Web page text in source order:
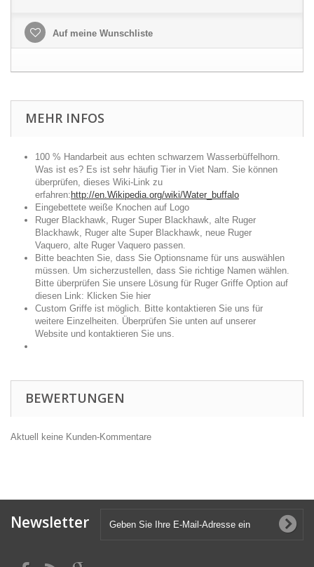
Auf meine Wunschliste
MEHR INFOS
100 % Handarbeit aus echten schwarzem Wasserbüffelhorn.
Was ist es? Es ist sehr häufig Tier in Viet Nam. Sie können
überprüfen, dieses Wiki-Link zu
erfahren: http://en.Wikipedia.org/wiki/Water_buffalo
Eingebettete weiße Knochen auf Logo
Ruger Blackhawk, Ruger Super Blackhawk, alte Ruger
Blackhawk, Ruger alte Super Blackhawk, neue Ruger
Vaquero, alte Ruger Vaquero passen.
Bitte beachten Sie, dass Sie Optionsname für uns auswählen
müssen. Um sicherzustellen, dass Sie richtige Namen wählen.
Bitte überprüfen Sie unsere Lösung für Ruger Griffe Option auf
diesen Link: Klicken Sie hier
Custom Griffe ist möglich. Bitte kontaktieren Sie uns für
weitere Einzelheiten. Überprüfen Sie unten auf unserer
Website und kontaktieren Sie uns.
BEWERTUNGEN
Aktuell keine Kunden-Kommentare
Newsletter